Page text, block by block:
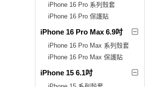
iPhone 16 Pro 系列殼套
iPhone 16 Pro 保護貼
iPhone 16 Pro Max 6.9吋
iPhone 16 Pro Max 系列殼套
iPhone 16 Pro Max 保護貼
iPhone 15 6.1吋